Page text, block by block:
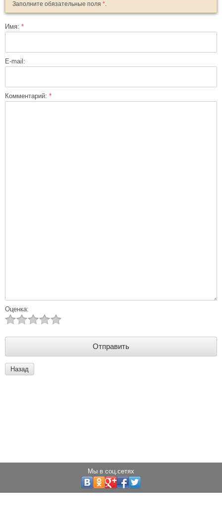
Заполните обязательные поля *.
Имя: *
E-mail:
Комментарий: *
Оценка:
Назад
Мы в соц.сетях